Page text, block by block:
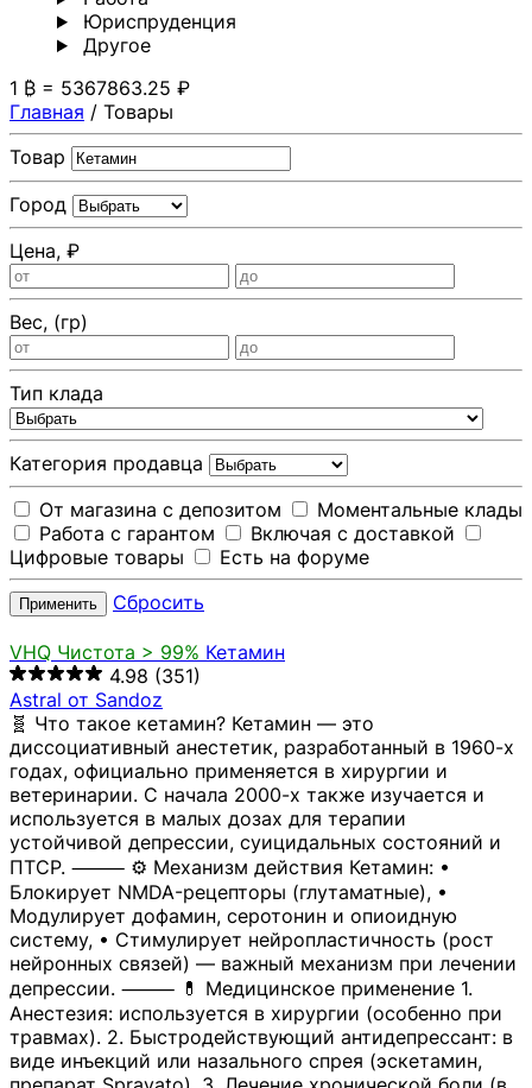
Юриспруденция
Другoе
1 ₿ = 5367863.25 ₽
Главная / Товары
Товар
Город
Цена, ₽
Вес, (гр)
Тип клада
Категория продавца
От магазина с депозитом
Моментальные клады
Работа с гарантом
Включая с доставкой
Цифровые товары
Есть на форуме
Применить Сбросить
VHQ Чистота > 99% Кетамин
4.98 (351)
Astral от Sandoz
🧬 Что такое кетамин? Кетамин — это
диссоциативный анестетик, разработанный в 1960-х
годах, официально применяется в хирургии и
ветеринарии. С начала 2000-х также изучается и
используется в малых дозах для терапии
устойчивой депрессии, суицидальных состояний и
ПТСР. ⸻ ⚙️ Механизм действия Кетамин: •
Блокирует NMDA-рецепторы (глутаматные), •
Модулирует дофамин, серотонин и опиоидную
систему, • Стимулирует нейропластичность (рост
нейронных связей) — важный механизм при лечении
депрессии. ⸻ 💊 Медицинское применение 1.
Анестезия: используется в хирургии (особенно при
травмах). 2. Быстродействующий антидепрессант: в
виде инъекций или назального спрея (эскетамин,